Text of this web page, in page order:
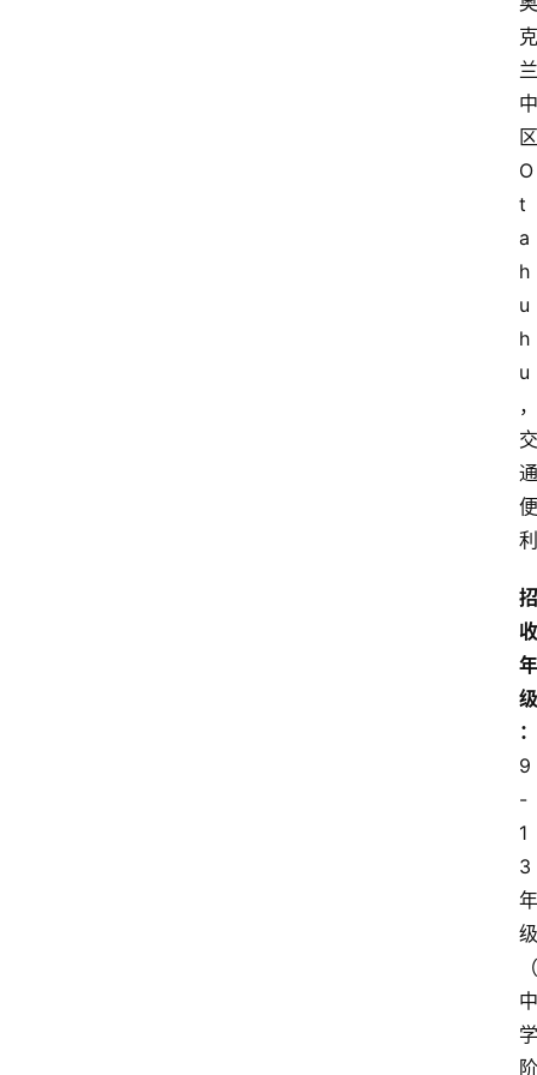
克
兰
中
区
O
t
a
h
u
h
u
，
交
通
便
利
招
收
年
级
：
9
-
1
3
年
级
（
中
学
阶